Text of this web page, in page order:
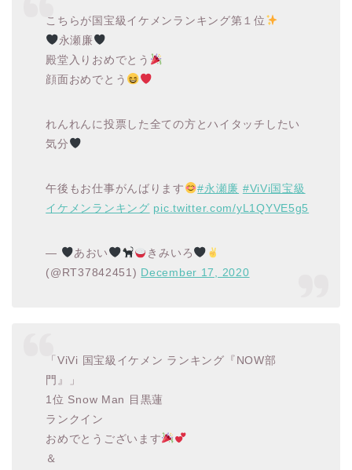
こちらが国宝級イケメンランキング第１位
永瀬廉
殿堂入りおめでとう
顔面おめでとう
れんれんに投票した全ての方とハイタッチしたい
気分
午後もお仕事がんばります #永瀬廉 #ViVi国宝級
イケメンランキング pic.twitter.com/yL1QYVE5g5
— あおい
きみいろ
(@RT37842451) December 17, 2020
「ViVi 国宝級イケメン ランキング『NOW部
門』」
1位 Snow Man 目黒蓮
ランクイン
おめでとうございます
＆